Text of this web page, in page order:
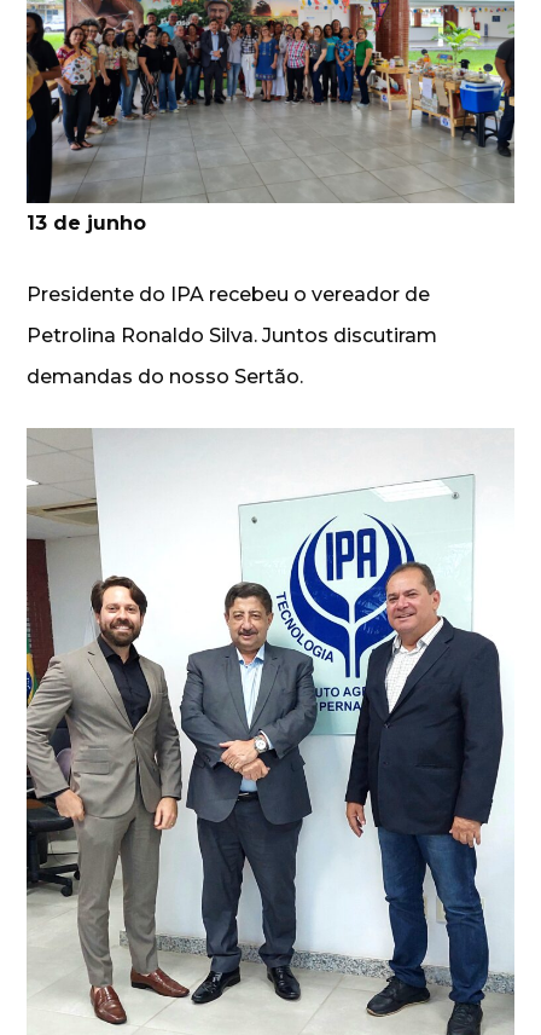
13 de junho
Presidente do IPA recebeu o vereador de
Petrolina Ronaldo Silva. Juntos discutiram
demandas do nosso Sertão.